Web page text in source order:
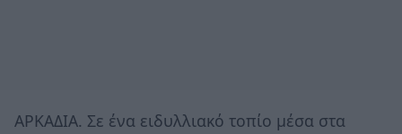
ΑΡΚΑΔΙΑ. Σε ένα ειδυλλιακό τοπίο μέσα στα